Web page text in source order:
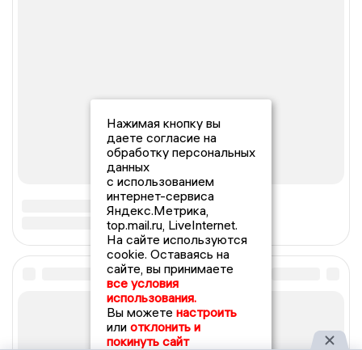
Нажимая кнопку вы
даете согласие на
обработку персональных
данных
с использованием
интернет-сервиса
Яндекс.Метрика,
top.mail.ru, LiveInternet.
На сайте используются
cookie. Оставаясь на
сайте, вы принимаете
все условия
использования.
Вы можете настроить
или отклонить и
покинуть сайт